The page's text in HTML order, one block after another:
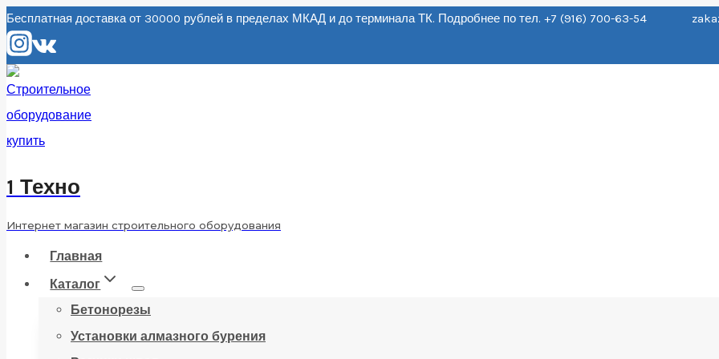
Перейти
к
содержанию
Бесплатная доставка от 30000 рублей в пределах МКАД и до терминала ТК. Подробнее по тел. +7 (916) 700-63-54
1 Техно
Интернет магазин строительного оборудования
Главная
Каталог
Бетонорезы
Установки алмазного бурения